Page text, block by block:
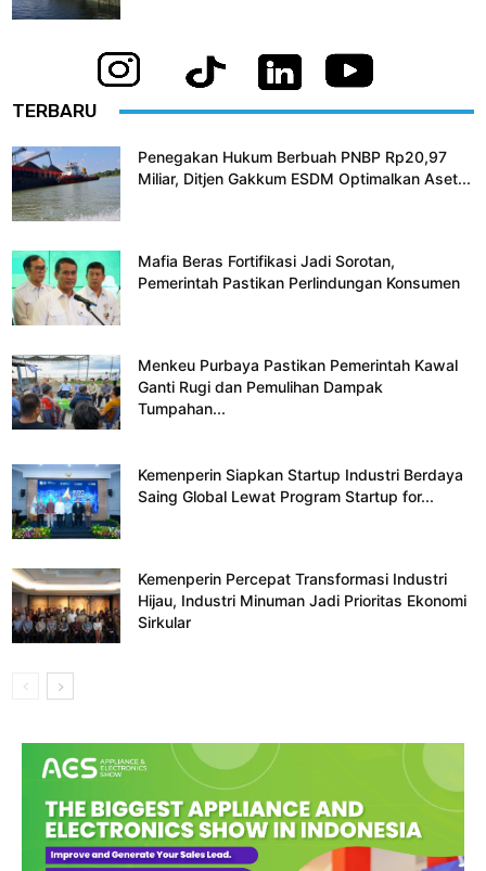
TERBARU
Penegakan Hukum Berbuah PNBP Rp20,97
Miliar, Ditjen Gakkum ESDM Optimalkan Aset...
Mafia Beras Fortifikasi Jadi Sorotan,
Pemerintah Pastikan Perlindungan Konsumen
Menkeu Purbaya Pastikan Pemerintah Kawal
Ganti Rugi dan Pemulihan Dampak
Tumpahan...
Kemenperin Siapkan Startup Industri Berdaya
Saing Global Lewat Program Startup for...
Kemenperin Percepat Transformasi Industri
Hijau, Industri Minuman Jadi Prioritas Ekonomi
Sirkular